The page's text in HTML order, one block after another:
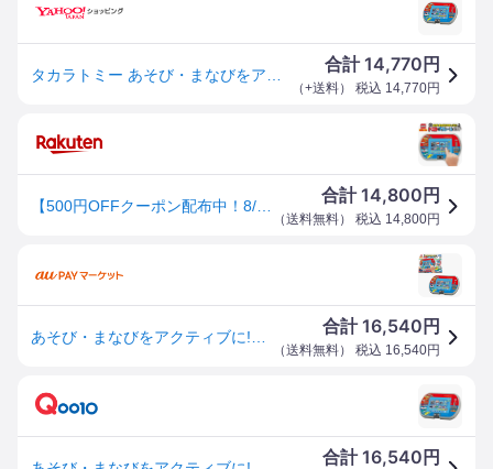
合計14,770 円
（+送料） 税込 14,770円
合計14,800 円
（送料無料） 税込 14,800円
合計16,540 円
（送料無料） 税込 16,540円
合計16,540 円